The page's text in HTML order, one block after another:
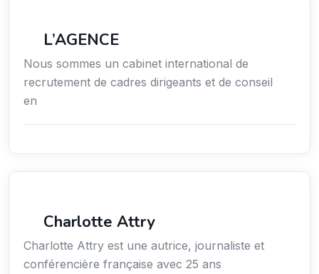
L’AGENCE
Nous sommes un cabinet international de
recrutement de cadres dirigeants et de conseil
en
Charlotte Attry
Charlotte Attry est une autrice, journaliste et
conférencière française avec 25 ans